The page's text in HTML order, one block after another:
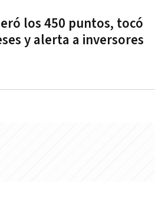
los 450 puntos, tocó
y alerta a inversores